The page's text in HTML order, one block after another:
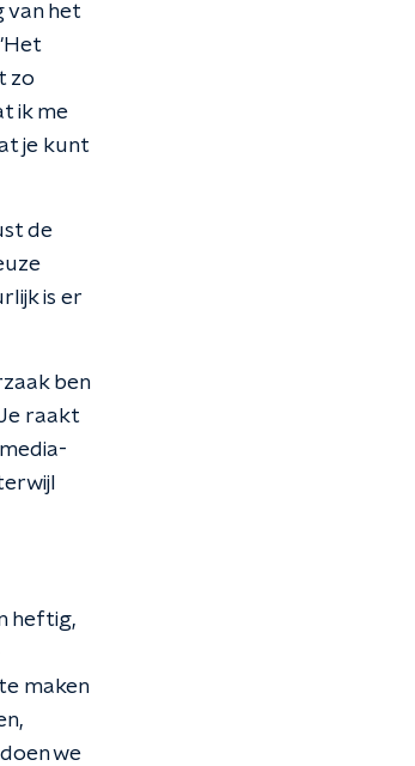
van het
zo
ik me
je kunt
de
is er
ben
raakt
heftig,
maken
we